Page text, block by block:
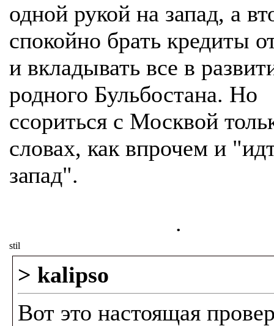
одной рукой на запад, а
спокойно брать кредиты
и вкладывать все в
родного Бульбостана. Но
ссориться с Москвой
словах, как впрочем и
запад".
.
stil
> kalipso
Вот это настоящая